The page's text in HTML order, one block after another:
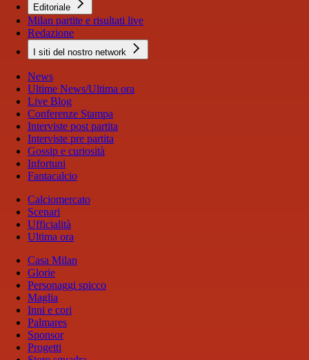
Editoriale
Milan partite e risultati live
Redazione
I siti del nostro network
News
Ultime News/Ultima ora
Live Blog
Conferenze Stampa
Interviste post partita
Interviste pre partita
Gossip e curiosità
Infortuni
Fantacalcio
Calciomercato
Scenari
Ufficialità
Ultima ora
Casa Milan
Glorie
Personaggi spicco
Maglia
Inni e cori
Palmares
Sponsor
Progetti